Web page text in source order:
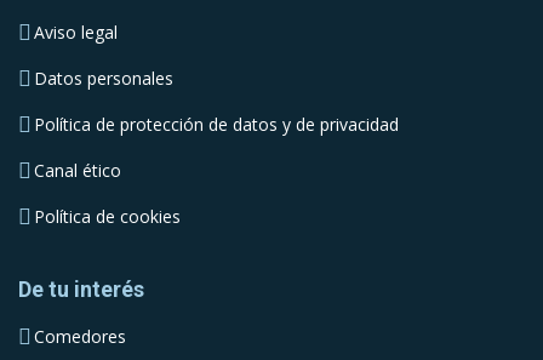
Aviso legal
Datos personales
Política de protección de datos y de privacidad
Canal ético
Política de cookies
De tu interés
Comedores